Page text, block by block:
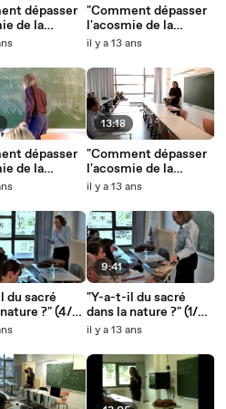
dépasser
de la
?" (5/5) -
dépasser
de la
?" (3/5) -
du sacré
?" (4/6)
Berque
"Comment dépasser
l'acosmie de la
modernité ?" (4/5) -
il y a 13 ans
13:18
"Comment dépasser
l'acosmie de la
modernité ?" (1/5) -
il y a 13 ans
9:41
"Y-a-t-il du sacré
dans la nature ?" (1/6)
- Augustin Berque
il y a 13 ans